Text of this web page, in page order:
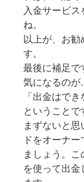
入金サービ
ね。
以上が、お勧
す。
最後に補足で
気になるの
「出金はでき
ということで
まずないと
ドをオーナ
ましょう。
を使って出